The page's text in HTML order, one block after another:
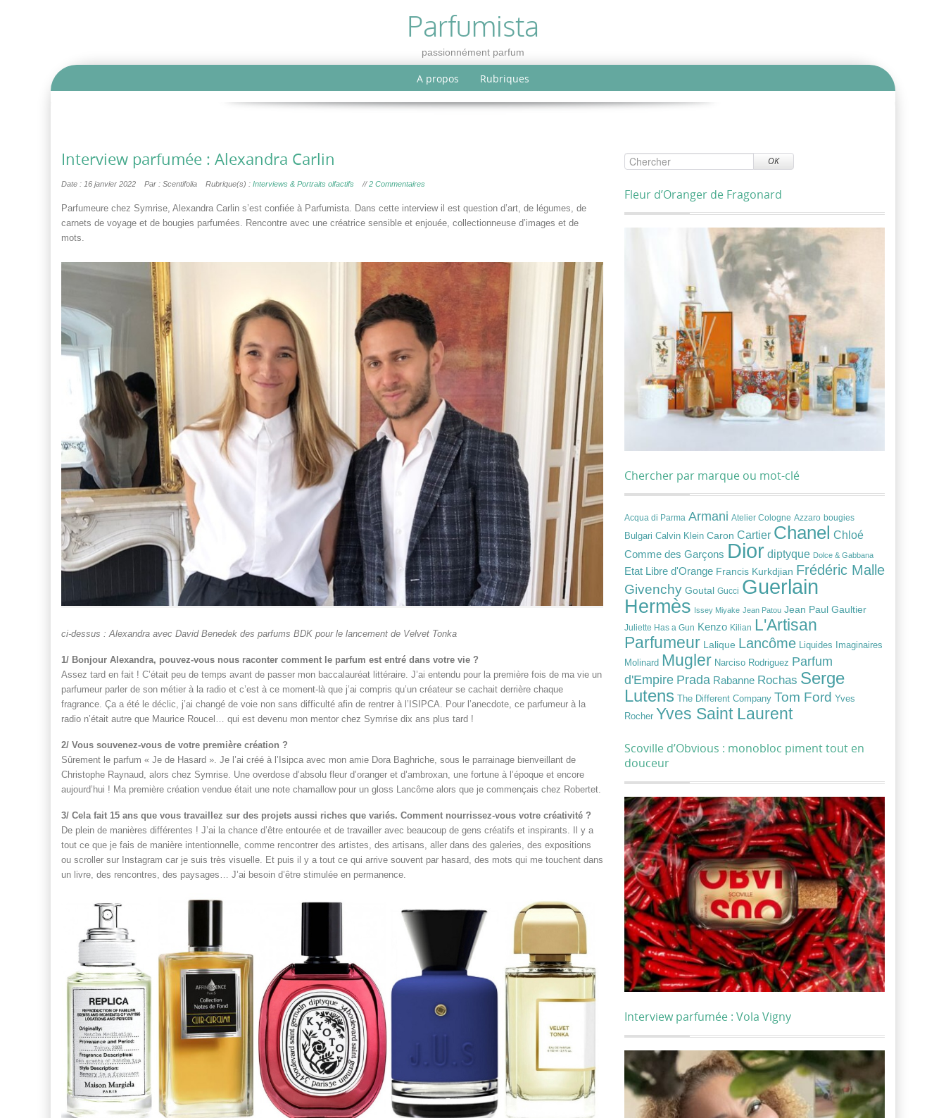
Parfumista
passionnément parfum
A propos Rubriques
Interview parfumée : Alexandra Carlin
Date : 16 janvier 2022 Par : Scentifolia Rubrique(s) : Interviews & Portraits olfactifs //2 Commentaires
Parfumeure chez Symrise, Alexandra Carlin s’est confiée à Parfumista. Dans cette interview il est question d’art, de légumes, de
carnets de voyage et de bougies parfumées. Rencontre avec une créatrice sensible et enjouée, collectionneuse d’images et de
mots.
ci-dessus : Alexandra avec David Benedek des parfums BDK pour le lancement de Velvet Tonka
1/ Bonjour Alexandra, pouvez-vous nous raconter comment le parfum est entré dans votre vie ?
Assez tard en fait ! C’était peu de temps avant de passer mon baccalauréat littéraire. J’ai entendu pour la première fois de ma vie un
parfumeur parler de son métier à la radio et c’est à ce moment-là que j’ai compris qu’un créateur se cachait derrière chaque
fragrance. Ça a été le déclic, j’ai changé de voie non sans difficulté afin de rentrer à l’ISIPCA. Pour l’anecdote, ce parfumeur à la
radio n’était autre que Maurice Roucel… qui est devenu mon mentor chez Symrise dix ans plus tard !
2/ Vous souvenez-vous de votre première création ?
Sûrement le parfum « Je de Hasard ». Je l’ai créé à l’Isipca avec mon amie Dora Baghriche, sous le parrainage bienveillant de
Christophe Raynaud, alors chez Symrise. Une overdose d’absolu fleur d’oranger et d’ambroxan, une fortune à l’époque et encore
aujourd’hui ! Ma première création vendue était une note chamallow pour un gloss Lancôme alors que je commençais chez Robertet.
3/ Cela fait 15 ans que vous travaillez sur des projets aussi riches que variés. Comment nourrissez-vous votre créativité ?
De plein de manières différentes ! J’ai la chance d’être entourée et de travailler avec beaucoup de gens créatifs et inspirants. Il y a
tout ce que je fais de manière intentionnelle, comme rencontrer des artistes, des artisans, aller dans des galeries, des expositions
ou scroller sur Instagram car je suis très visuelle. Et puis il y a tout ce qui arrive souvent par hasard, des mots qui me touchent dans
un livre, des rencontres, des paysages… J’ai besoin d’être stimulée en permanence.
OK
Fleur d’Oranger de Fragonard
Chercher par marque ou mot-clé
Acqua di Parma Armani Atelier Cologne Azzaro bougies
Bulgari Calvin Klein Caron Cartier Chanel Chloé
Comme des Garçons Dior diptyque Dolce & Gabbana
Etat Libre d'Orange Francis Kurkdjian Frédéric Malle
Givenchy Goutal Gucci Guerlain
Hermès Issey Miyake Jean Patou Jean Paul Gaultier
Juliette Has a Gun Kenzo Kilian L'Artisan
Parfumeur Lalique Lancôme Liquides Imaginaires
Molinard Mugler Narciso Rodriguez Parfum
d'Empire Prada Rabanne Rochas Serge
Lutens
The Different Company Tom Ford Yves
Rocher Yves Saint Laurent
Scoville d’Obvious : monobloc piment tout en
douceur
Interview parfumée : Vola Vigny